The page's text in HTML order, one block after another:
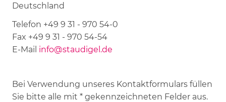
Deutschland
Telefon +49 9 31 - 970 54-0
Fax +49 9 31 - 970 54-54
E-Mail info@staudigel.de
Bei Verwendung unseres Kontaktformulars füllen
Sie bitte alle mit * gekennzeichneten Felder aus.
Schranktüren
Komplettlösungen
Event 11/2022
Event 04/2022